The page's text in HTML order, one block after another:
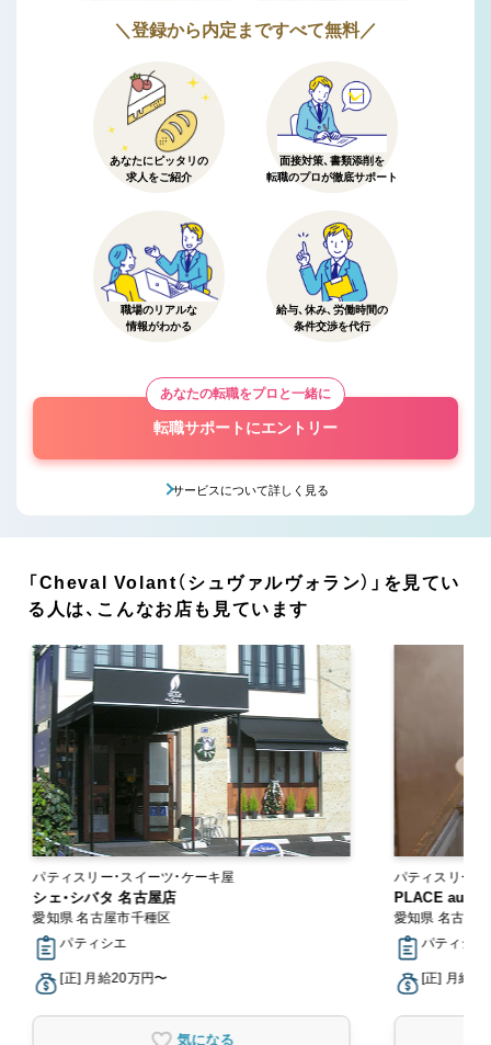
＼登録から内定まですべて無料／
あなたにピッタリの
求人をご紹介
面接対策、書類添削を
転職のプロが徹底サポート
職場のリアルな
情報がわかる
給与、休み、労働時間の
条件交渉を代行
あなたの転職をプロと一緒に
転職サポートにエントリー
サービスについて詳しく見る
「Cheval Volant（シュヴァルヴォラン）」を見てい
る人は、こんなお店も見ています
パティスリー・スイーツ・ケーキ屋
シェ・シバタ 名古屋店
愛知県 名古屋市千種区
パティシエ
[正] 月給20万円〜
気になる
パティスリー・
PLACE au
愛知県 名古屋
パティシエ
[正] 月給